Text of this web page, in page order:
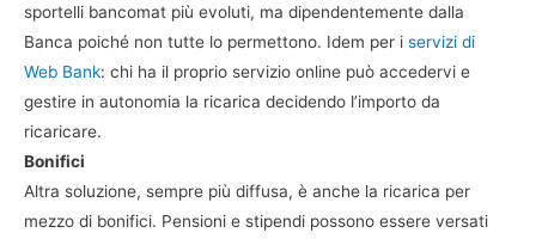
sportelli bancomat più evoluti, ma dipendentemente dalla
Banca poiché non tutte lo permettono. Idem per i servizi di
Web Bank: chi ha il proprio servizio online può accedervi e
gestire in autonomia la ricarica decidendo l’importo da
ricaricare.
Bonifici
Altra soluzione, sempre più diffusa, è anche la ricarica per
mezzo di bonifici. Pensioni e stipendi possono essere versati